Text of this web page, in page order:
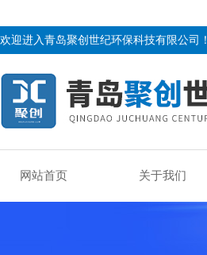
欢迎进入青岛聚创世纪环保科技有限公司！
网站首页 关于我们